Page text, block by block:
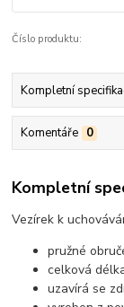
Číslo produktu:
Kompletní
Komentáře 0
Kompletní
Vezírek k
pružné
celková
uzavírá se